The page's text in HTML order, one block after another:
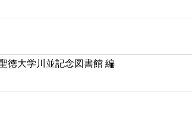
徳大学川並記念図書館 編